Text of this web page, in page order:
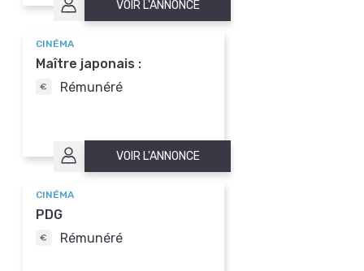
VOIR L'ANNONCE
CINÉMA
Maître japonais :
Rémunéré
VOIR L'ANNONCE
CINÉMA
PDG
Rémunéré